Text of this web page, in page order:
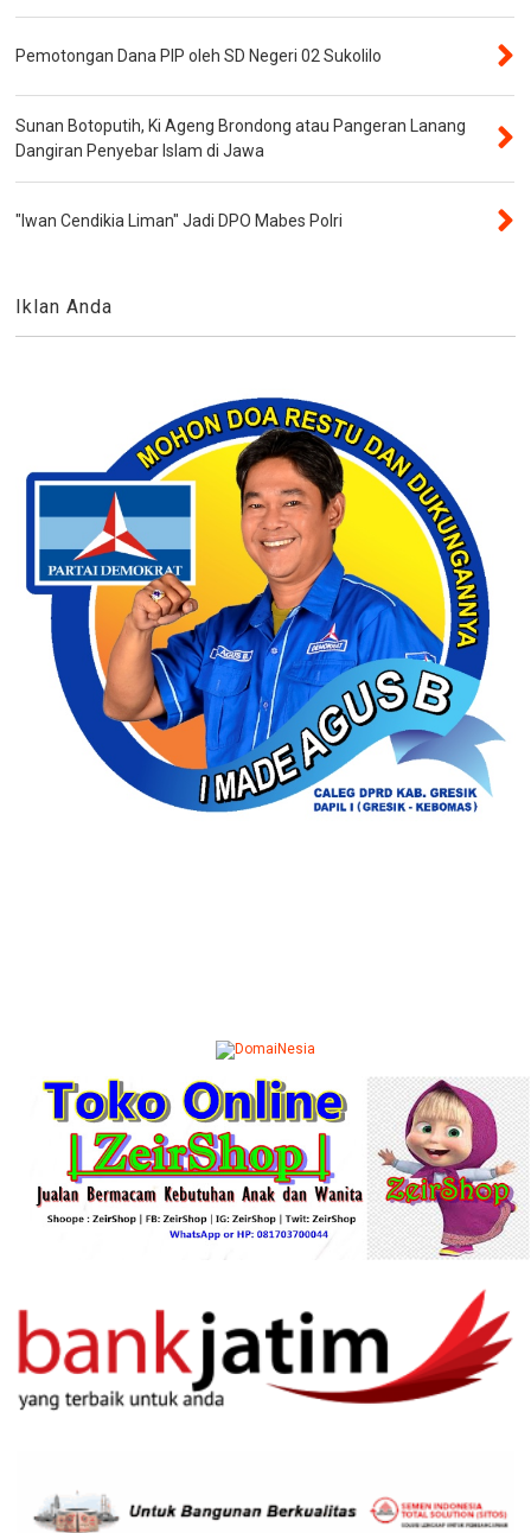
Pemotongan Dana PIP oleh SD Negeri 02 Sukolilo
Sunan Botoputih, Ki Ageng Brondong atau Pangeran Lanang
Dangiran Penyebar Islam di Jawa
"Iwan Cendikia Liman" Jadi DPO Mabes Polri
Iklan Anda